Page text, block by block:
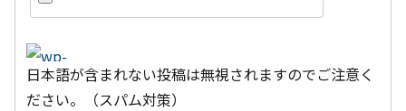
日本語が含まれない投稿は無視されますのでご注意く
ださい。（スパム対策）